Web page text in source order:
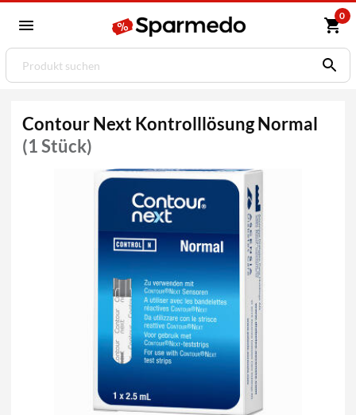
0
Contour Next Kontrolllösung Normal
(1 Stück)